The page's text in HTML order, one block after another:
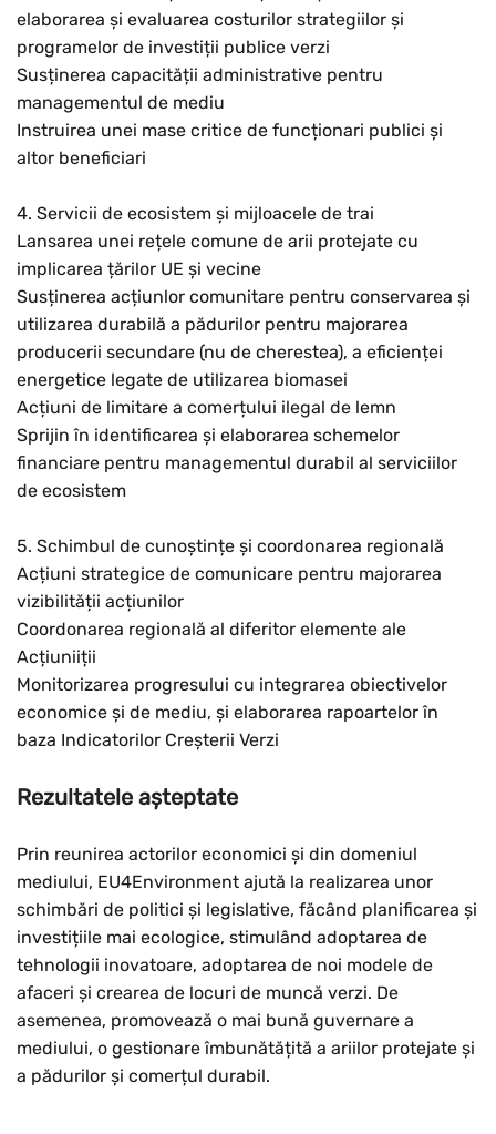
elaborarea și evaluarea costurilor strategiilor și
programelor de investiții publice verzi
Susținerea capacității administrative pentru
managementul de mediu
Instruirea unei mase critice de funcționari publici și
altor beneficiari
4. Servicii de ecosistem și mijloacele de trai
Lansarea unei rețele comune de arii protejate cu
implicarea țărilor UE și vecine
Susținerea acțiunlor comunitare pentru conservarea și
utilizarea durabilă a pădurilor pentru majorarea
producerii secundare (nu de cherestea), a eficienței
energetice legate de utilizarea biomasei
Acțiuni de limitare a comerțului ilegal de lemn
Sprijin în identificarea și elaborarea schemelor
financiare pentru managementul durabil al serviciilor
de ecosistem
5. Schimbul de cunoștințe și coordonarea regională
Acțiuni strategice de comunicare pentru majorarea
vizibilității acțiunilor
Coordonarea regională al diferitor elemente ale
Acțiuniiții
Monitorizarea progresului cu integrarea obiectivelor
economice și de mediu, și elaborarea rapoartelor în
baza Indicatorilor Creșterii Verzi
Rezultatele așteptate
Prin reunirea actorilor economici și din domeniul
mediului, EU4Environment ajută la realizarea unor
schimbări de politici și legislative, făcând planificarea și
investițiile mai ecologice, stimulând adoptarea de
tehnologii inovatoare, adoptarea de noi modele de
afaceri și crearea de locuri de muncă verzi. De
asemenea, promovează o mai bună guvernare a
mediului, o gestionare îmbunătățită a ariilor protejate și
a pădurilor și comerțul durabil.